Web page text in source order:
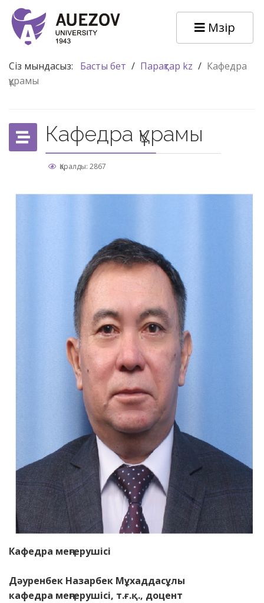
Мәзір
Сіз мындасыз: Басты бет / Парақтар kz / Кафедра
құрамы
Кафедра құрамы
Қаралды: 2867
Кафедра меңгерушісі
Дәуренбек Назарбек Мұхаддасұлы
кафедра меңгерушісі, т.ғ.қ., доцент